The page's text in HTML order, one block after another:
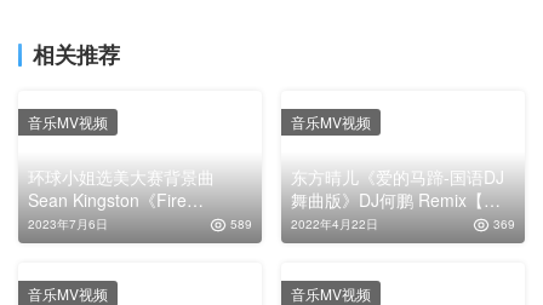
相关推荐
环球小姐选美大赛背景曲
Sean Kingston《Fire
Burning》超清MV下载
2023年7月6日 589
音乐MV视频
东方晴儿《爱的马蹄-国语DJ
舞曲版》DJ何鹏 Remix【高
清MP4】
2022年4月22日 369
音乐MV视频
音乐MV视频 音乐MV视频